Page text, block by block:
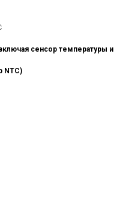
сенсор температуры и
NTC)